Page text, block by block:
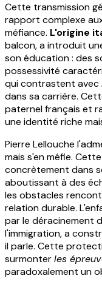
Cette transmission
rapport complexe
méfiance. L'origine
balcon, a introduit
son éducation : des
possessivité
qui contrastent avec
dans sa carrière.
paternel français et
une identité riche
Pierre Lellouche
mais s'en méfie.
concrètement dans
aboutissant à des
les obstacles
relation durable.
par le déracinement
l'immigration, a
il parle. Cette
surmonterles
paradoxalement un